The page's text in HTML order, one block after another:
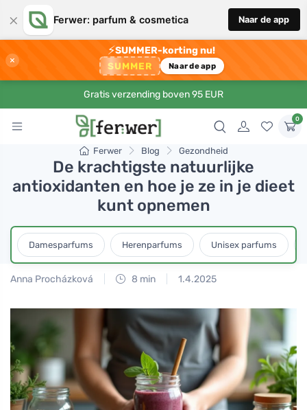
× Ferwer: parfum & cosmetica Naar de app
×
⚡SUMMER-korting nu!
SUMMER Naar de app
Gratis verzending boven 95 EUR
0
Ferwer Blog Gezondheid
De krachtigste natuurlijke
antioxidanten en hoe je ze in je dieet
kunt opnemen
Damesparfums Herenparfums Unisex parfums
Anna Procházková 8 min 1.4.2025